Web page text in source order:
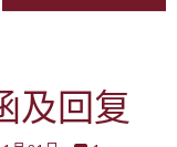
及回复